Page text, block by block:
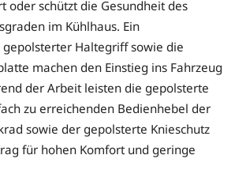
oder schützt die Gesundheit des
im Kühlhaus. Ein
Haltegriff sowie die
machen den Einstieg ins Fahrzeug
der Arbeit leisten die gepolsterte
zu erreichenden Bedienhebel der
sowie der gepolsterte Knieschutz
für hohen Komfort und geringe